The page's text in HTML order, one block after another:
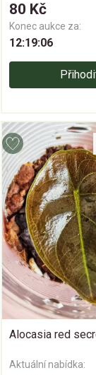
80 Kč
Konec aukce za:
12:19:05
Alocasia red
Aktuální nabídka: